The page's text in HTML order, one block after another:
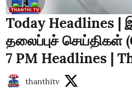
Today Headlines |
தலைப்புச் செய்திகள்
7 PM Headlines |
thanthitv